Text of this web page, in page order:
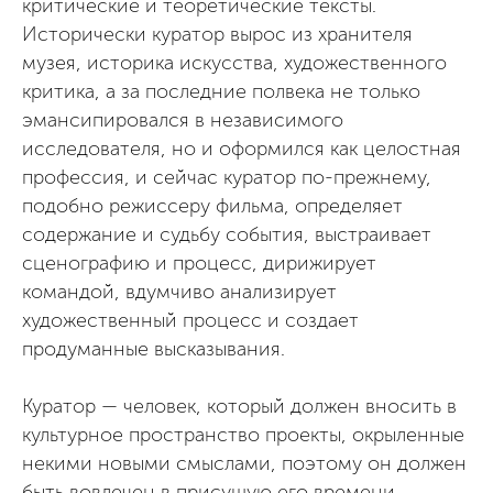
критические и теоретические тексты.
Исторически куратор вырос из хранителя
музея, историка искусства, художественного
критика, а за последние полвека не только
эмансипировался в независимого
исследователя, но и оформился как целостная
профессия, и сейчас куратор по-прежнему,
подобно режиссеру фильма, определяет
содержание и судьбу события, выстраивает
сценографию и процесс, дирижирует
командой, вдумчиво анализирует
художественный процесс и создает
продуманные высказывания.
Куратор — человек, который должен вносить в
культурное пространство проекты, окрыленные
некими новыми смыслами, поэтому он должен